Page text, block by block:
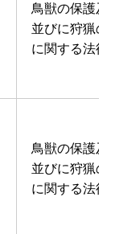
鳥獣の保護及
並びに狩猟の
に関する法律
鳥獣の保護及
並びに狩猟の
に関する法律